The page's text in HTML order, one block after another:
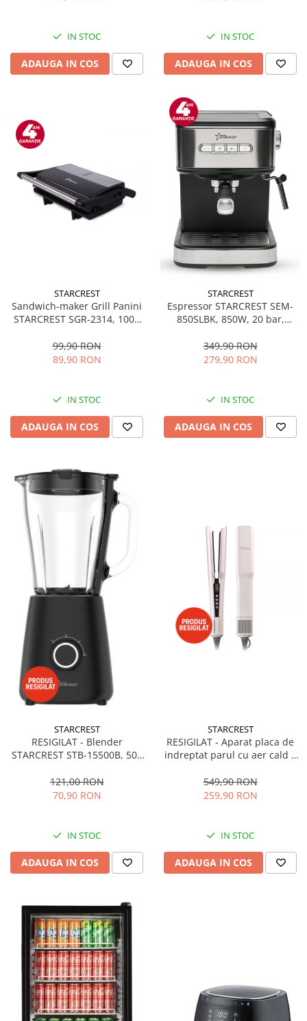
IN STOC
ADAUGA IN COS
IN STOC
ADAUGA IN COS
STARCREST
Sandwich-maker Grill Panini
STARCREST SGR-2314, 1000
Deschidere 180°, Suprafata
de gatire 23 x 14 cm, Negru
99,90 RON
89,90 RON
IN STOC
ADAUGA IN COS
STARCREST
Espressor STARCREST SEM-
850SLBK, 850W, 20 bar,
dispozitiv spumare, filtru
dublu din inox, Negru/Inox
349,90 RON
279,90 RON
IN STOC
ADAUGA IN COS
STARCREST
RESIGILAT - Blender
STARCREST STB-15500B, 500
Pulse, Negru
121,00 RON
70,90 RON
IN STOC
ADAUGA IN COS
STARCREST
RESIGILAT - Aparat placa de
indreptat parul cu aer cald 2
1300 W, Uscare si indreptare,
Afisaj LCD, Tehnologie cu ioni
549,90 RON
259,90 RON
IN STOC
ADAUGA IN COS